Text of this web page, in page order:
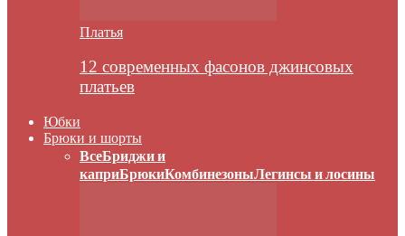
Платья
12 современных фасонов джинсовых
платьев
Юбки
Брюки и шорты
ВсеБриджи и
каприБрюкиКомбинезоныЛегинсы и лосины